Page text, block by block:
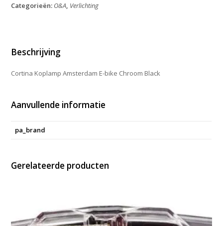
bike
Categorieën: O&A, Verlichting
Beschrijving
Cortina Koplamp Amsterdam E-bike Chroom Black
Aanvullende informatie
pa_brand
Gerelateerde producten